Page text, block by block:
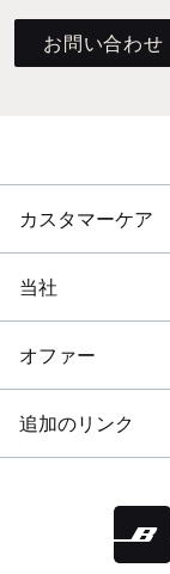
お問い合わせ
カスタマーケア
当社
オファー
追加のリンク